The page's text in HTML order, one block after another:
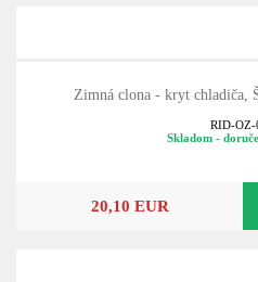
Zimná clona - kryt chladiča,
RID-OZ-
Skladom -
20,10 EUR